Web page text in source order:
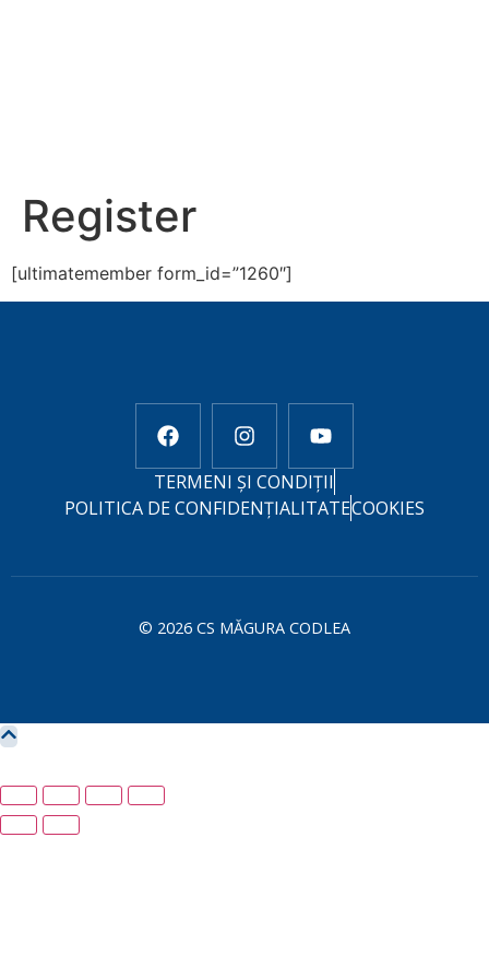
Register
[ultimatemember form_id=”1260″]
TERMENI ȘI CONDIȚII
POLITICA DE CONFIDENȚIALITATECOOKIES
© 2026 CS MĂGURA CODLEA